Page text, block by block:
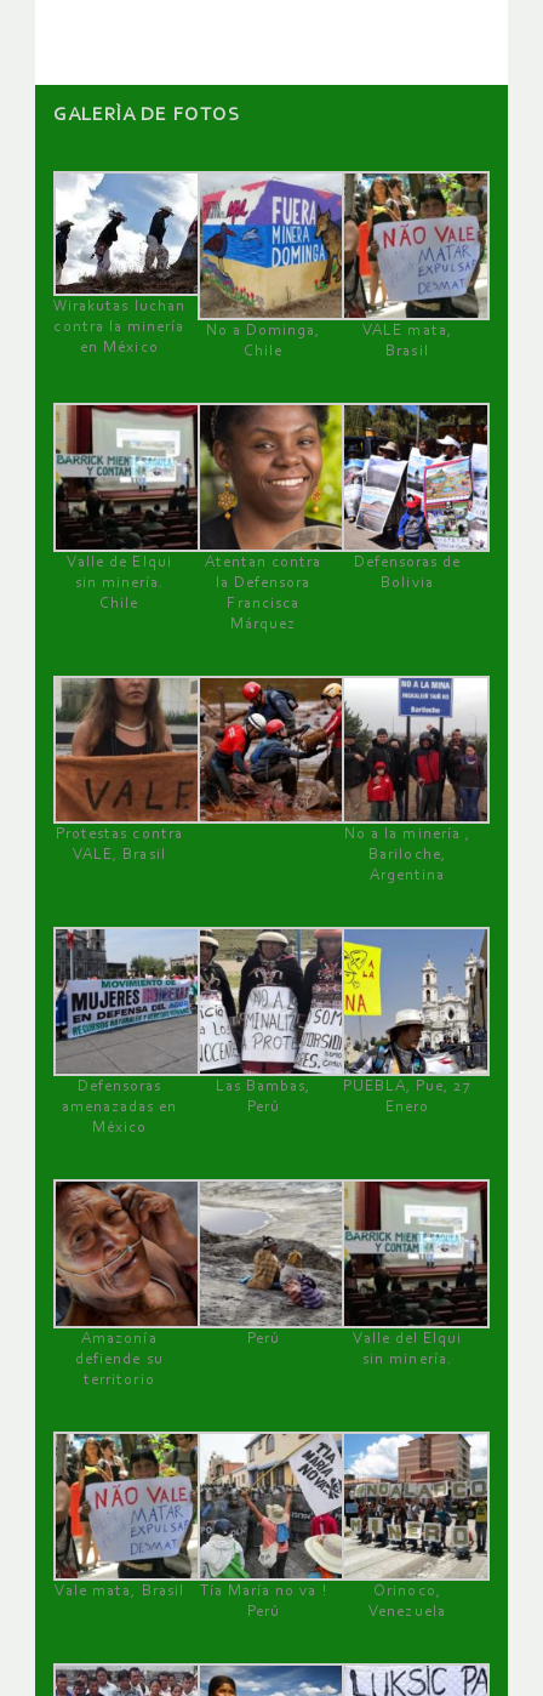
GALERÌA DE FOTOS
Wirakutas luchan
contra la minería
en México
No a Dominga,
Chile
VALE mata,
Brasil
Valle de Elqui
sin minería.
Chile
Atentan contra
la Defensora
Francisca
Márquez
Defensoras de
Bolivia
Protestas contra
VALE, Brasil
No a la minería ,
Bariloche,
Argentina
Defensoras
amenazadas en
México
Las Bambas,
Perú
PUEBLA, Pue, 27
Enero
Amazonía
defiende su
territorio
Perú
Valle del Elqui
sin minería.
Vale mata, Brasil
Tía María no va !
Perú
Orinoco,
Venezuela